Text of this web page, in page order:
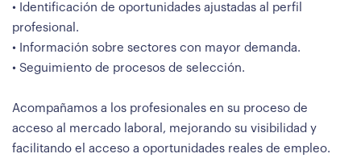
• Identificación de oportunidades ajustadas al perfil
profesional.
• Información sobre sectores con mayor demanda.
• Seguimiento de procesos de selección.
Acompañamos a los profesionales en su proceso de
acceso al mercado laboral, mejorando su visibilidad y
facilitando el acceso a oportunidades reales de empleo.